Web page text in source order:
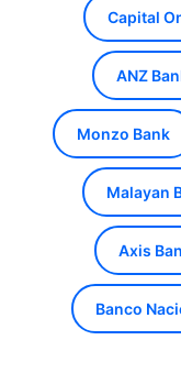
Capital
ANZ
Monzo Bank
Malayan
Axis
Banco